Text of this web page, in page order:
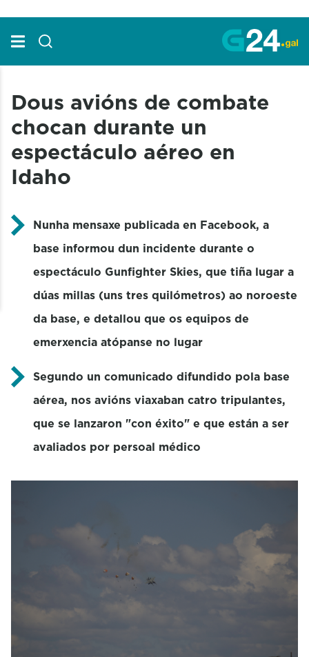
Dous avións de combate
chocan durante un
espectáculo aéreo en
Idaho
Nunha mensaxe publicada en Facebook, a
base informou dun incidente durante o
espectáculo Gunfighter Skies, que tiña lugar a
dúas millas (uns tres quilómetros) ao noroeste
da base, e detallou que os equipos de
emerxencia atópanse no lugar
Segundo un comunicado difundido pola base
aérea, nos avións viaxaban catro tripulantes,
que se lanzaron "con éxito" e que están a ser
avaliados por persoal médico